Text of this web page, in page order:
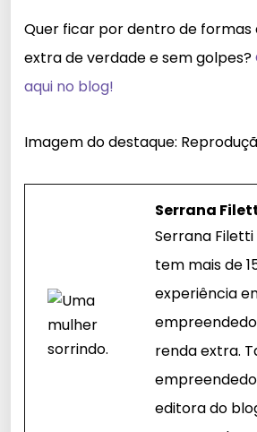
Quer ficar por dentro de formas
extra de verdade e sem golpes?
aqui no blog!
Imagem do destaque:
Serrana
Serrana
tem mais de
experiência
renda extra.
editora do